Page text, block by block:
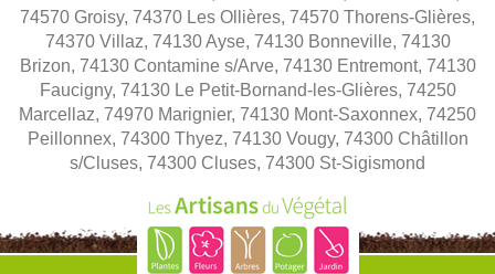
74570 Groisy, 74370 Les Ollières, 74570 Thorens-Glières,
74370 Villaz, 74130 Ayse, 74130 Bonneville, 74130
Brizon, 74130 Contamine s/Arve, 74130 Entremont, 74130
Faucigny, 74130 Le Petit-Bornand-les-Glières, 74250
Marcellaz, 74970 Marignier, 74130 Mont-Saxonnex, 74250
Peillonnex, 74300 Thyez, 74130 Vougy, 74300 Châtillon
s/Cluses, 74300 Cluses, 74300 St-Sigismond